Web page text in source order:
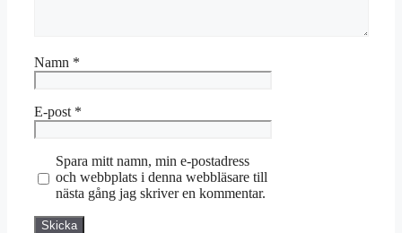
Namn *
E-post *
Spara mitt namn, min e-postadress
och webbplats i denna webbläsare till
nästa gång jag skriver en kommentar.